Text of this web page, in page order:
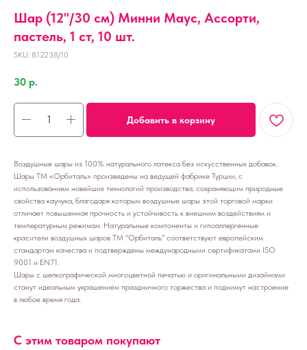
Шар (12''/30 см) Минни Маус, Ассорти,
пастель, 1 ст, 10 шт.
SKU: 812238/10
30 р.
Добавить в корзину
Воздушные шары из 100% натурального латекса без искусственных добавок.
Шары ТМ «Орбиталь» произведены на ведущей фабрике Турции, с
использованием новейших технологий производства, сохраняющим природные
свойства каучука, благодаря которым воздушные шары этой торговой марки
отличает повышенная прочность и устойчивость к внешним воздействиям и
температурным режимам. Натуральные компоненты и гипоаллергенные
красители воздушных шаров ТМ "Орбиталь" соответствуют европейским
стандартам качества и подтверждены международными сертификатами ISO
9001 и EN71.
Шары с шелкографической многоцветной печатью и оригинальными дизайнами
станут идеальным украшением праздничного торжества и поднимут настроение
в любое время года.
С этим товаром покупают